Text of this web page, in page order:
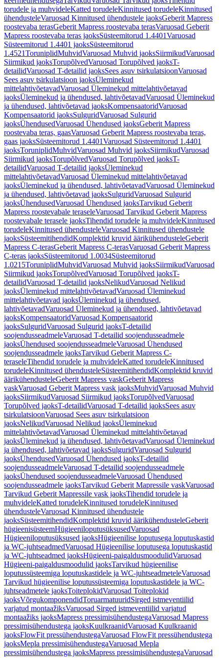
torudele ja muhvideleKatted torudeleKinnitused torudeleKinnitused
ühendusteleVaruosad Kinnitused ühendustele jaoksGeberit Mapress
roostevaba terasGeberit Mapress roostevaba terasVaruosad Geberit
Mapress roostevaba teras jaoksSüsteemitorud 1.4401Varuosad
Süsteemitorud 1.4401 jaoksSüsteemitorud
1.4521ToruniplidMuhvidVaruosad Muhvid jaoksSiirmikudVaruosad
Siirmikud jaoksTorupõlvedVaruosad Torupõlved jaoksT-
detailidVaruosad T-detailid jaoksSees asuv tsirkulatsioonVaruosad
Sees asuv tsirkulatsioon jaoksÜleminekud
mittelahtivõetavadVaruosad Üleminekud mittelahtivõetavad
jaoksÜleminekud ja ühendused, lahtivõetavadVaruosad Üleminekud
ja ühendused, lahtivõetavad jaoksKompensaatoridVaruosad
Kompensaatorid jaoksSulguridVaruosad Sulgurid
jaoksÜhendusedVaruosad Ühendused jaoksGeberit Mapress
roostevaba teras, gaasVaruosad Geberit Mapress roostevaba teras,
gaas jaoksSüsteemitorud 1.4401Varuosad Süsteemitorud 1.4401
jaoksToruniplidMuhvidVaruosad Muhvid jaoksSiirmikudVaruosad
Siirmikud jaoksTorupõlvedVaruosad Torupõlved jaoksT-
detailidVaruosad T-detailid jaoksÜleminekud
mittelahtivõetavadVaruosad Üleminekud mittelahtivõetavad
jaoksÜleminekud ja ühendused, lahtivõetavadVaruosad Üleminekud
ja ühendused, lahtivõetavad jaoksSulguridVaruosad Sulgurid
jaoksÜhendusedVaruosad Ühendused jaoksTarvikud Geberit
Mapress roostevabale teraseleVaruosad Tarvikud Geberit Mapress
roostevabale terasele jaoksTihendid torudele ja muhvideleKinnitused
torudeleKinnitused ühendusteleVaruosad Kinnitused ühendustele
jaoksSüsteemitihendidKomplektid kruvid äärikühendusteleGeberit
Mapress C-terasGeberit Mapress C-terasVaruosad Geberit Mapress
C-teras jaoksSüsteemitorud 1.0034Süsteemitorud
1.0215ToruniplidMuhvidVaruosad Muhvid jaoksSiirmikudVaruosad
Siirmikud jaoksTorupõlvedVaruosad Torupõlved jaoksT-
detailidVaruosad T-detailid jaoksNelikudVaruosad Nelikud
jaoksÜleminekud mittelahtivõetavadVaruosad Üleminekud
mittelahtivõetavad jaoksÜleminekud ja ühendused,
lahtivõetavadVaruosad Üleminekud ja ühendused, lahtivõetavad
jaoksKompensaatoridVaruosad Kompensaatorid
jaoksSulguridVaruosad Sulgurid jaoksT-detailid
soojendusseadmeleVaruosad T-detailid soojendusseadmele
jaoksÜhendused soojendusseadmeleVaruosad Ühendused
soojendusseadmele jaoksTarvikud Geberit Mapress C-
teraseleTihendid torudele ja muhvideleKatted torudeleKinnitused
torudeleKinnitused ühendusteleSüsteemitihendidKomplektid kruvid
äärikühendusteleGeberit Mapress vaskGeberit Mapress
vaskVaruosad Geberit Mapress vask jaoksMuhvidVaruosad Muhvid
jaoksSiirmikudVaruosad Siirmikud jaoksTorupõlvedVaruosad
Torupõlved jaoksT-detailidVaruosad T-detailid jaoksSees asuv
tsirkulatsioonVaruosad Sees asuv tsirkulatsioon
jaoksNelikudVaruosad Nelikud jaoksÜleminekud
mittelahtivõetavadVaruosad Üleminekud mittelahtivõetavad
jaoksÜleminekud ja ühendused, lahtivõetavadVaruosad Üleminekud
ja ühendused, lahtivõetavad jaoksSulguridVaruosad Sulgurid
jaoksÜhendusedVaruosad Ühendused jaoksT-detailid
soojendusseadmeleVaruosad T-detailid soojendusseadmele
jaoksÜhendused soojendusseadmeleVaruosad Ühendused
soojendusseadmele jaoksTarvikud Geberit Mapressile vaskVaruosad
Tarvikud Geberit Mapressile vask jaoksTihendid torudele ja
muhvideleKatted torudeleKinnitused torudeleKinnitused
ühendusteleVaruosad Kinnitused ühendustele
jaoksSüsteemitihendidKomplektid kruvid äärikühendusteleGeberit
hügieenisüsteemHügieeniloputusüksusedVaruosad
Hügieeniloputusüksused jaoksHügieenilise loputusega loputuskastid
ja WC-juhtseadmedVaruosad Hügieenilise loputusega loputuskastid
ja WC-juhtseadmed jaoksHügieeni-paigaldusmoodulidVaruosad
Hügieeni-paigaldusmoodulid jaoksTarvikud hügieenilise
loputussüsteemiga loputuskastidele ja WC-juhtseadmeteleVaruosad
Tarvikud hügieenilise loputussüsteemiga loputuskastidele ja WC-
juhtseadmetele jaoksToiteplokidVaruosad Toiteplokid
jaoksVõrgukomponendidToruarmatuuridSirged istmeventiilid
varjatud montaažiksVaruosad Sirged istmeventiilid varjatud
montaažiks jaoksMapress pressimisühendustegaVaruosad Mapress
pressimisühendustega jaoksKuulkraanidVaruosad Kuulkraanid
jaoksFlowFit pressühendustegaVaruosad FlowFit pressühendustega
jaoksMepla pressimisühendustegaVaruosad Mepla
pressimisühendustega jaoksMapress pressimisühendustegaVaruosad